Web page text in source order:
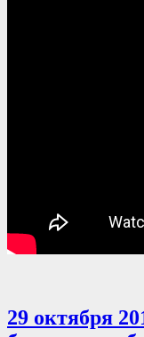
29 октября